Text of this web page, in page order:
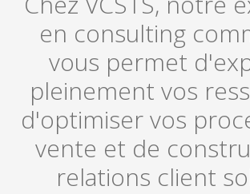
en consulting
vous permet
pleinement vos
d'optimiser vos
vente et de
relations client